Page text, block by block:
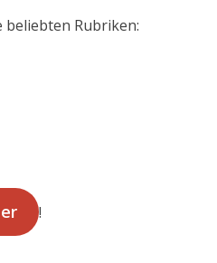
beliebten Rubriken:
!